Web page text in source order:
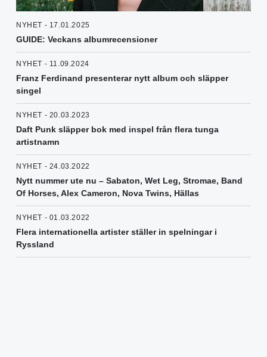
NYHET - 17.01.2025
GUIDE: Veckans albumrecensioner
NYHET - 11.09.2024
Franz Ferdinand presenterar nytt album och släpper
singel
NYHET - 20.03.2023
Daft Punk släpper bok med inspel från flera tunga
artistnamn
NYHET - 24.03.2022
Nytt nummer ute nu – Sabaton, Wet Leg, Stromae, Band
Of Horses, Alex Cameron, Nova Twins, Hällas
NYHET - 01.03.2022
Flera internationella artister ställer in spelningar i
Ryssland